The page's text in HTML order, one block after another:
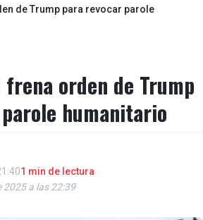
de Trump para revocar parole
orden de Trump
humanitario
1 min de lectura
2025 a las 22:39